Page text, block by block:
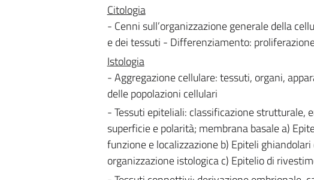
Citologia
- Cenni sull’organizzazione generale della
e dei tessuti - Differenziamento:
Istologia
- Aggregazione cellulare: tessuti, organi,
delle popolazioni cellulari
- Tessuti epiteliali: classificazione strutturale,
superficie e polarità; membrana basale a)
funzione e localizzazione b) Epiteli
organizzazione istologica c) Epitelio di